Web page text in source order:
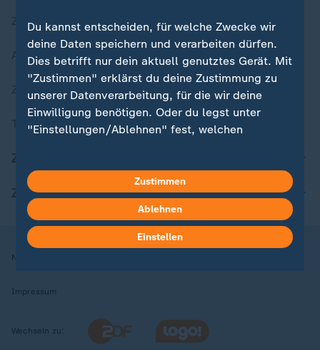
Zuletzt veröffentlicht
Aktuelle Sendungs-Videos
ZDFheute Stories
Themen im Überblick
ZDFheute Apps
Nutzungsbedingungen
Impressum
Wechseln zu:
Du kannst entscheiden, für welche Zwecke wir
deine Daten speichern und verarbeiten dürfen.
Dies betrifft nur dein aktuell genutztes Gerät. Mit
"Zustimmen" erklärst du deine Zustimmung zu
unserer Datenverarbeitung, für die wir deine
Einwilligung benötigen. Oder du legst unter
"Einstellungen/Ablehnen" fest, welchen
kannst du jederzeit mit Wirkung für die Zukunft
in deinen Einstellungen widerrufen oder ändern.
Hier findest du das Impressum.
Weitere Informationen findest du in unserer
Zustimmen
Ablehnen
Einstellen